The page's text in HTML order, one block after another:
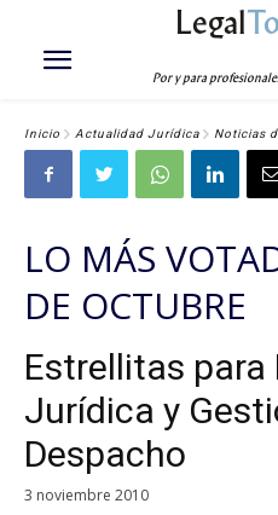
Legal
Por y para
Inicio Actualidad Jurídica Noticias
LO MÁS
DE OCTUBRE
Estrellitas para
Jurídica y
Despacho
3 noviembre 2010